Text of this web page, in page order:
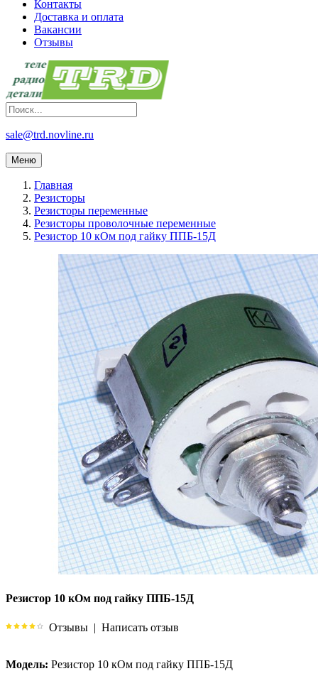
Контакты
Доставка и оплата
Вакансии
Отзывы
sale@trd.novline.ru
Меню
Главная
Резисторы
Резисторы переменные
Резисторы проволочные переменные
Резистор 10 кОм под гайку ППБ-15Д
Резистор 10 кОм под гайку ППБ-15Д
Отзывы | Написать отзыв
Модель: Резистор 10 кОм под гайку ППБ-15Д